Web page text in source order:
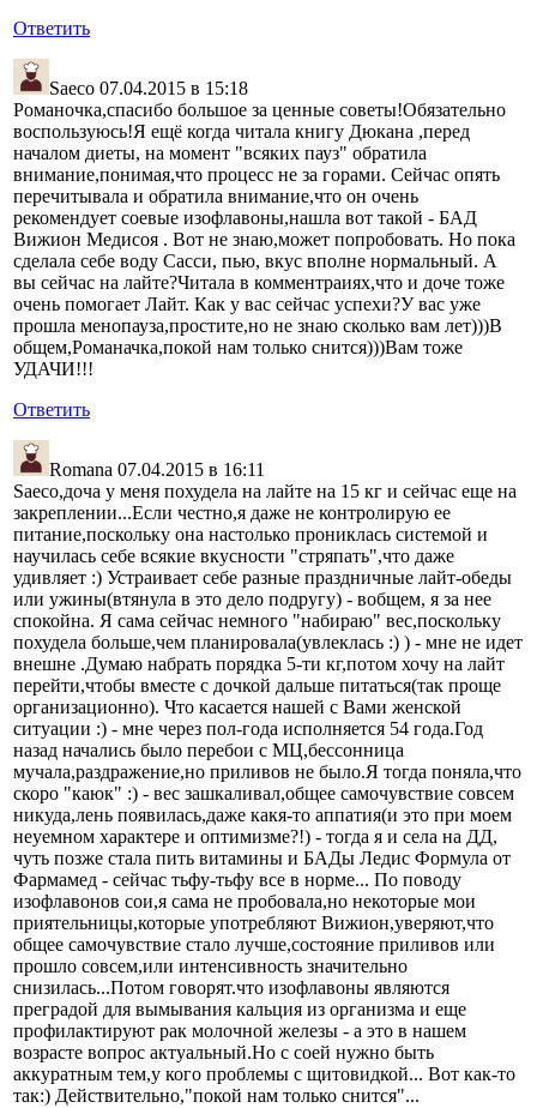
Ответить
Saeco 07.04.2015 в 15:18
Романочка,спасибо большое за ценные советы!Обязательно
воспользуюсь!Я ещё когда читала книгу Дюкана ,перед
началом диеты, на момент "всяких пауз" обратила
внимание,понимая,что процесс не за горами. Сейчас опять
перечитывала и обратила внимание,что он очень
рекомендует соевые изофлавоны,нашла вот такой - БАД
Вижион Медисоя . Вот не знаю,может попробовать. Но пока
сделала себе воду Сасси, пью, вкус вполне нормальный. А
вы сейчас на лайте?Читала в комментраиях,что и доче тоже
очень помогает Лайт. Как у вас сейчас успехи?У вас уже
прошла менопауза,простите,но не знаю сколько вам лет)))В
общем,Романачка,покой нам только снится)))Вам тоже
УДАЧИ!!!
Ответить
Romana 07.04.2015 в 16:11
Saeco,доча у меня похудела на лайте на 15 кг и сейчас еще на
закреплении...Если честно,я даже не контролирую ее
питание,поскольку она настолько прониклась системой и
научилась себе всякие вкусности "стряпать",что даже
удивляет :) Устраивает себе разные праздничные лайт-обеды
или ужины(втянула в это дело подругу) - вобщем, я за нее
спокойна. Я сама сейчас немного "набираю" вес,поскольку
похудела больше,чем планировала(увлеклась :) ) - мне не идет
внешне .Думаю набрать порядка 5-ти кг,потом хочу на лайт
перейти,чтобы вместе с дочкой дальше питаться(так проще
организационно). Что касается нашей с Вами женской
ситуации :) - мне через пол-года исполняется 54 года.Год
назад начались было перебои с МЦ,бессонница
мучала,раздражение,но приливов не было.Я тогда поняла,что
скоро "каюк" :) - вес зашкаливал,общее самочувствие совсем
никуда,лень появилась,даже какя-то аппатия(и это при моем
неуемном характере и оптимизме?!) - тогда я и села на ДД,
чуть позже стала пить витамины и БАДы Ледис Формула от
Фармамед - сейчас тьфу-тьфу все в норме... По поводу
изофлавонов сои,я сама не пробовала,но некоторые мои
приятельницы,которые употребляют Вижион,уверяют,что
общее самочувствие стало лучше,состояние приливов или
прошло совсем,или интенсивность значительно
снизилась...Потом говорят.что изофлавоны являются
преградой для вымывания кальция из организма и еще
профилактируют рак молочной железы - а это в нашем
возрасте вопрос актуальный.Но с соей нужно быть
аккуратным тем,у кого проблемы с щитовидкой... Вот как-то
так:) Действительно,"покой нам только снится"...